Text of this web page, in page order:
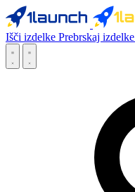
Išči izdelke Prebrskaj izdelke